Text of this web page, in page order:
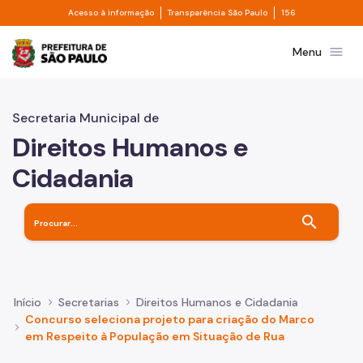
Pular para o Conteúdo principal
Acesso à informação Divisor de acesso à informação
Transparência São Paulo Divisor de
156
Prefeitura de São PauloMenu menu
Secretaria Municipal de
Direitos Humanos e
Cidadania
search
Início Secretarias
Direitos Humanos e Cidadania
Concurso seleciona projeto para criação do Marco
em Respeito à População em Situação de Rua